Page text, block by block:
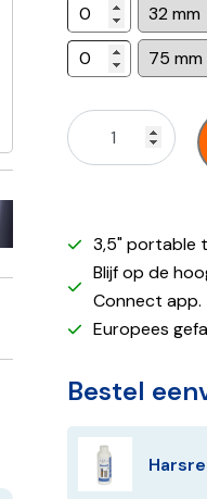
3,5" portable
Blijf op de
Connect app.
Europees
Bestel